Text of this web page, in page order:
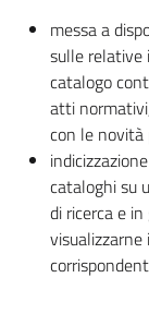
messa a
sulle
catalogo
atti
con le novità
cataloghi su
di ricerca e